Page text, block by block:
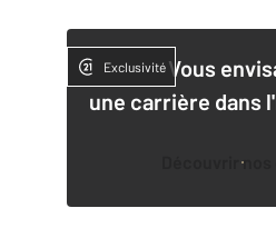
Vous
une carrière dans
Découvrir
Exclusivité